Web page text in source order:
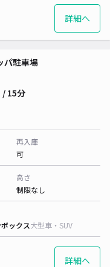
詳細へ
パ駐車場
/ 15分
再入庫
可
高さ
制限なし
ックス大型車・SUV
詳細へ